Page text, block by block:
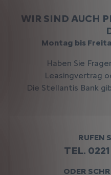
WIR SIND AUCH
Montag bis
Haben Sie
Leasingvertrag
Die Stellantis Bank
RUFEN
TEL.
ODER